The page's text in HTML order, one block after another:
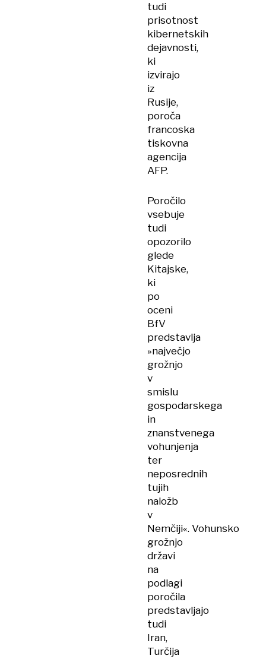
tudi
prisotnost
kibernetskih
dejavnosti,
ki
izvirajo
iz
Rusije,
poroča
francoska
tiskovna
agencija
AFP.
Poročilo
vsebuje
tudi
opozorilo
glede
Kitajske,
ki
po
oceni
BfV
predstavlja
»največjo
grožnjo
v
smislu
gospodarskega
in
znanstvenega
vohunjenja
ter
neposrednih
tujih
naložb
v
Nemčiji«. Vohunsko
grožnjo
državi
na
podlagi
poročila
predstavljajo
tudi
Iran,
Turčija